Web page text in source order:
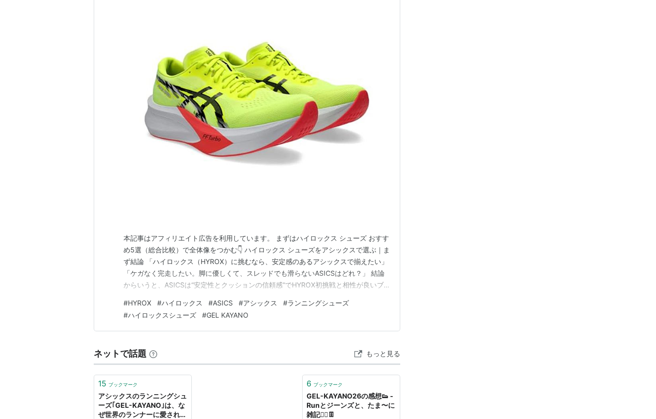
本記事はアフィリエイト広告を利用しています。 まずはハイロックス シューズ おすす
め5選（総合比較）で全体像をつかむ👇 ハイロックス シューズをアシックスで選ぶ｜ま
ず結論 「ハイロックス（HYROX）に挑むなら、安定感のあるアシックスで揃えたい」
「ケガなく完走したい。脚に優しくて、スレッドでも滑らないASICSはどれ？」 結論
からいうと、ASICSは“安定性とクッションの信頼感”でHYROX初挑戦と相性が良いブ
い」「足を痛めたくない」という人にとって、 長距離ランで実績のあるアシックスは
堅実な選択になります。…
#HYROX #ハイロックス #ASICS #アシックス #ランニングシューズ
#ハイロックスシューズ #GEL KAYANO
ネットで話題 もっと見る
15 ブックマーク
アシックスのランニングシュ
ーズ｢GEL-KAYANO｣は、な
ぜ世界のランナーに愛され
6 ブックマーク
GEL-KAYANO26の感想👟 -
Runとジーンズと、たま〜に
雑記🏃‍♂️👖